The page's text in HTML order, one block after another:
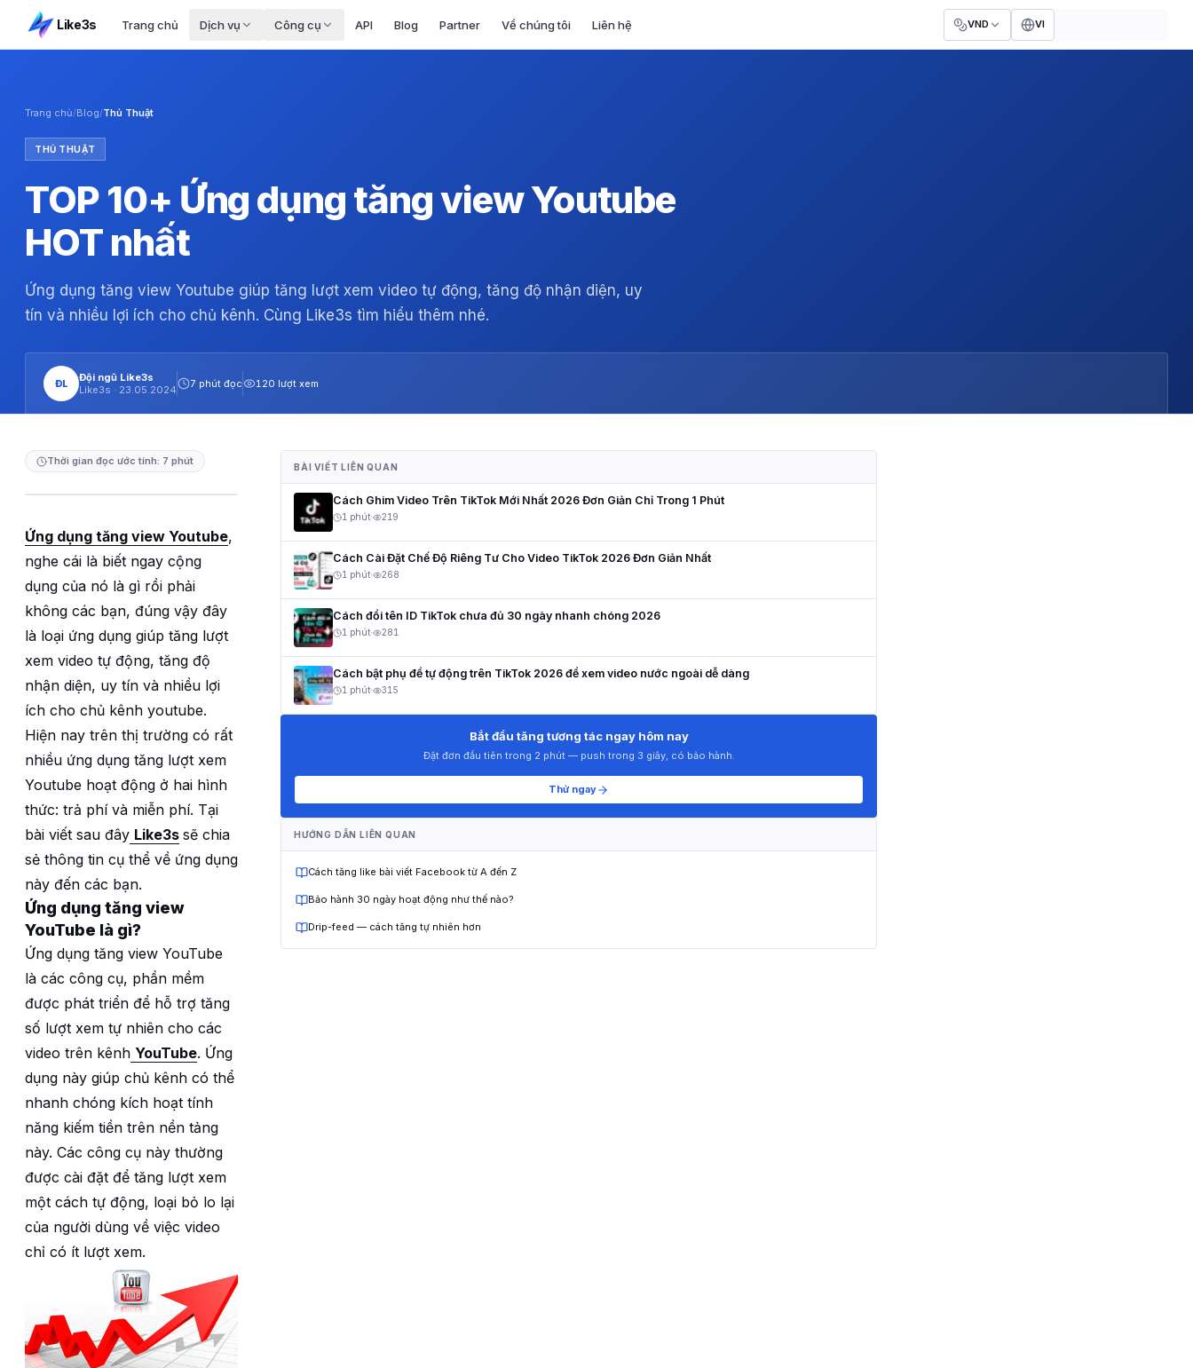
Like3s Trang chủ Dịch vụ Công cụ API Blog Partner Về chúng tôi Liên hệ VND VI
Trang chủ/Blog/Thủ Thuật
THỦ THUẬT
TOP 10+ Ứng dụng tăng view Youtube
HOT nhất
Ứng dụng tăng view Youtube giúp tăng lượt xem video tự động, tăng độ nhận diện, uy
tín và nhiều lợi ích cho chủ kênh. Cùng Like3s tìm hiểu thêm nhé.
ĐL
Đội ngũ Like3s
Like3s · 23.05.2024
7 phút đọc 120 lượt xem
Thời gian đọc ước tính: 7 phút
Ứng dụng tăng view Youtube,
nghe cái là biết ngay cộng
dụng của nó là gì rồi phải
không các bạn, đúng vậy đây
là loại ứng dụng giúp tăng lượt
xem video tự động, tăng độ
nhận diện, uy tín và nhiều lợi
ích cho chủ kênh youtube.
Hiện nay trên thị trường có rất
nhiều ứng dụng tăng lượt xem
Youtube hoạt động ở hai hình
thức: trả phí và miễn phí. Tại
bài viết sau đây Like3s sẽ chia
sẻ thông tin cụ thể về ứng dụng
này đến các bạn.
Ứng dụng tăng view
YouTube là gì?
Ứng dụng tăng view YouTube
là các công cụ, phần mềm
được phát triển để hỗ trợ tăng
số lượt xem tự nhiên cho các
video trên kênh YouTube. Ứng
dụng này giúp chủ kênh có thể
nhanh chóng kích hoạt tính
năng kiếm tiền trên nền tảng
này. Các công cụ này thường
được cài đặt để tăng lượt xem
một cách tự động, loại bỏ lo lại
của người dùng về việc video
chỉ có ít lượt xem.
BÀI VIẾT LIÊN QUAN
Cách Ghim Video Trên TikTok Mới Nhất 2026 Đơn Giản Chỉ Trong 1 Phút
1 phút· 219
Cách Cài Đặt Chế Độ Riêng Tư Cho Video TikTok 2026 Đơn Giản Nhất
1 phút· 268
Cách đổi tên ID TikTok chưa đủ 30 ngày nhanh chóng 2026
1 phút· 281
Cách bật phụ đề tự động trên TikTok 2026 để xem video nước ngoài dễ dàng
1 phút· 315
Bắt đầu tăng tương tác ngay hôm nay
Đặt đơn đầu tiên trong 2 phút — push trong 3 giây, có bảo hành.
Thử ngay
HƯỚNG DẪN LIÊN QUAN
Cách tăng like bài viết Facebook từ A đến Z
Bảo hành 30 ngày hoạt động như thế nào?
Drip-feed — cách tăng tự nhiên hơn